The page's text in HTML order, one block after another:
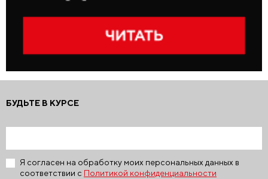
БУДЬТЕ В КУРСЕ
Я согласен на обработку моих персональных данных в
соответствии с Политикой конфиденциальности